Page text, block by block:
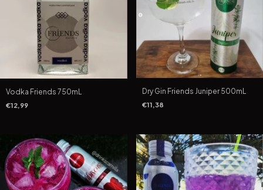
Vodka Friends 750mL
€12,99
Dry Gin Friends Juniper 500mL
€11,38